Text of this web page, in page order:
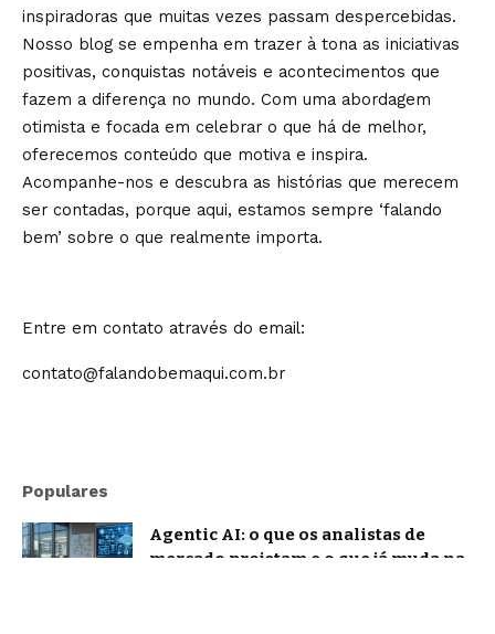
inspiradoras que muitas vezes passam despercebidas.
Nosso blog se empenha em trazer à tona as iniciativas
positivas, conquistas notáveis e acontecimentos que
fazem a diferença no mundo. Com uma abordagem
otimista e focada em celebrar o que há de melhor,
oferecemos conteúdo que motiva e inspira.
Acompanhe-nos e descubra as histórias que merecem
ser contadas, porque aqui, estamos sempre ‘falando
bem’ sobre o que realmente importa.
Entre em contato através do email:
contato@falandobemaqui.com.br
Populares
Agentic AI: o que os analistas de
mercado projetam e o que já muda na